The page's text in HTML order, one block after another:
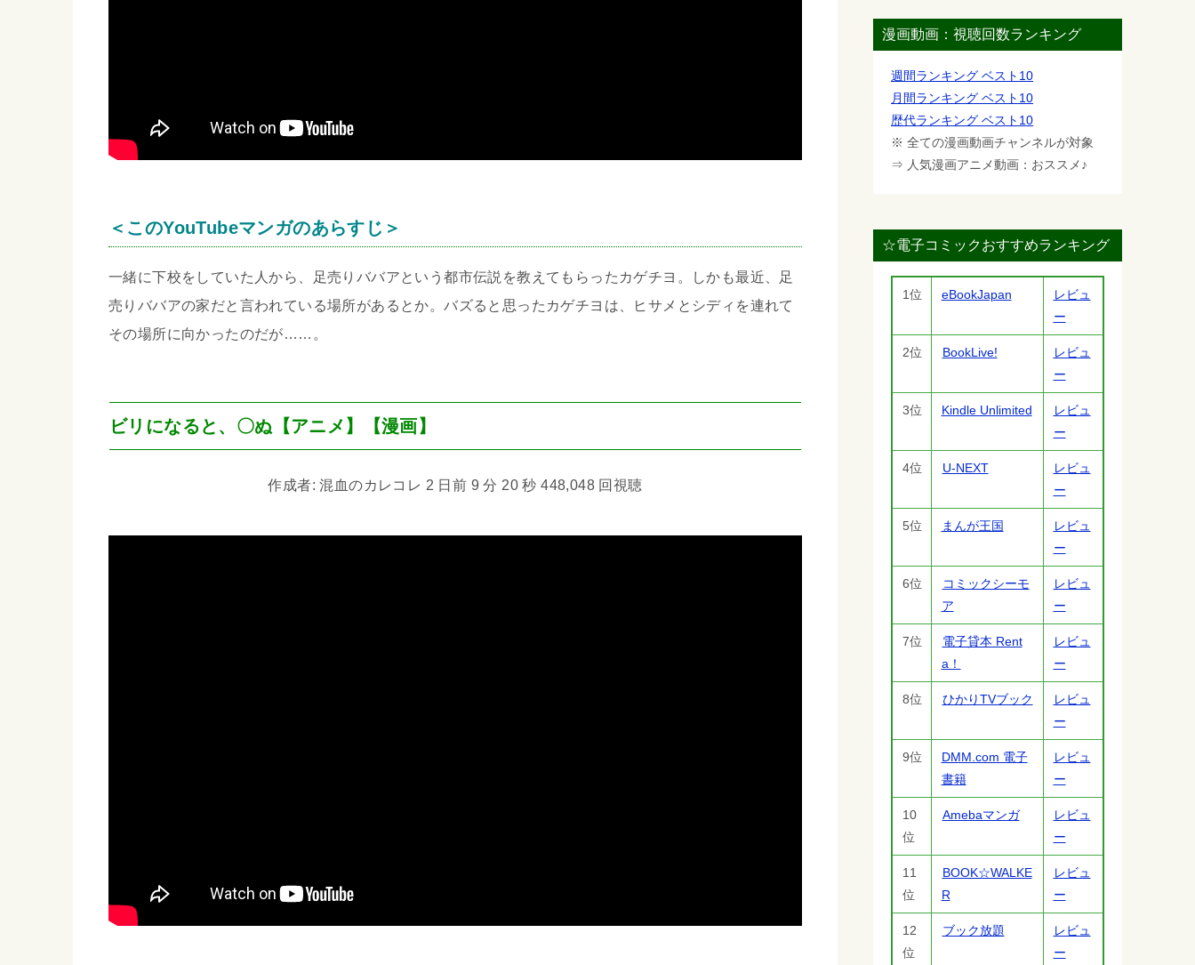
＜このYouTubeマンガのあらすじ＞
一緒に下校をしていた人から、足売りババアという都市伝説を教えてもらったカゲチヨ。しかも最近、足
売りババアの家だと言われている場所があるとか。バズると思ったカゲチヨは、ヒサメとシディを連れて
その場所に向かったのだが……。
ビリになると、〇ぬ【アニメ】【漫画】
作成者: 混血のカレコレ 2 日前 9 分 20 秒 448,048 回視聴
漫画動画：視聴回数ランキング
週間ランキング ベスト10
月間ランキング ベスト10
歴代ランキング ベスト10
※ 全ての漫画動画チャンネルが対象
⇒ 人気漫画アニメ動画：おススメ♪
☆電子コミックおすすめランキング
1位 eBookJapan
レビュ
ー
2位 BookLive!
レビュ
ー
3位 Kindle Unlimited
レビュ
ー
4位 U-NEXT
レビュ
ー
5位 まんが王国
レビュ
ー
6位
コミックシーモ
ア
レビュ
ー
7位
電子貸本 Rent
a！
レビュ
ー
8位 ひかりTVブック
レビュ
ー
9位
DMM.com 電子
書籍
レビュ
ー
10
位
Amebaマンガ
レビュ
ー
11
位
BOOK☆WALKE
R
レビュ
ー
12
位
ブック放題
レビュ
ー